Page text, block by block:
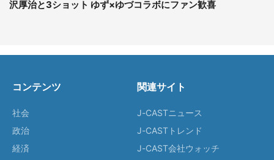
沢厚治と3ショット ゆず×ゆづコラボにファン歓喜
コンテンツ
社会
政治
経済
関連サイト
J-CASTニュース
J-CASTトレンド
J-CAST会社ウォッチ